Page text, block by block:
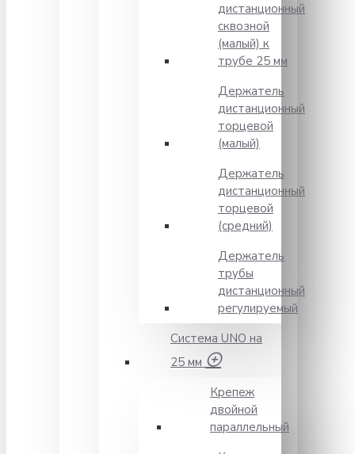
дистанционный
сквозной
(малый) к
трубе 25 мм
Держатель
дистанционный
торцевой
(малый)
Держатель
дистанционный
торцевой
(средний)
Держатель
трубы
дистанционный
регулируемый
Система UNO на
25 мм
Крепеж
двойной
параллельный